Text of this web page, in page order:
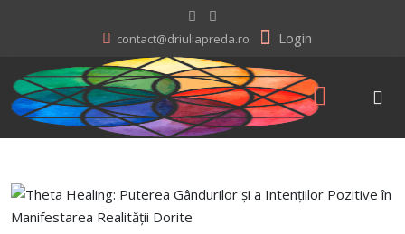
Login
contact@driuliapreda.ro